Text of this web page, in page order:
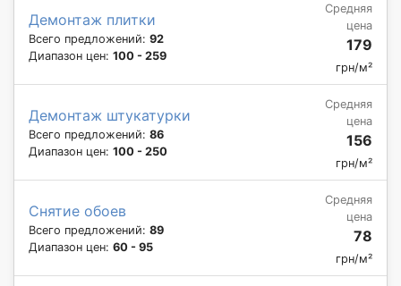
Демонтаж плитки
Всего предложений: 92
Диапазон цен: 100 - 259
Средняя
цена
179
грн/м²
Демонтаж штукатурки
Всего предложений: 86
Диапазон цен: 100 - 250
Средняя
цена
156
грн/м²
Снятие обоев
Всего предложений: 89
Диапазон цен: 60 - 95
Средняя
цена
78
грн/м²